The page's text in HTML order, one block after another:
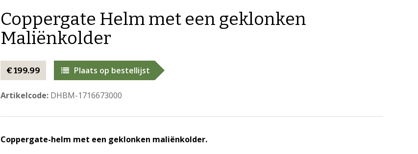
Coppergate Helm met een geklonken
Maliënkolder
€ 199.99 Plaats op bestellijst
Artikelcode:DHBM-1716673000
Coppergate-helm met een geklonken maliënkolder.